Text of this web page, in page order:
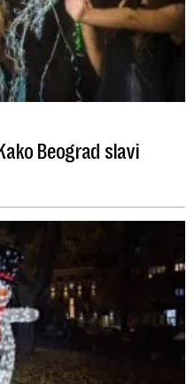
Beograd slavi